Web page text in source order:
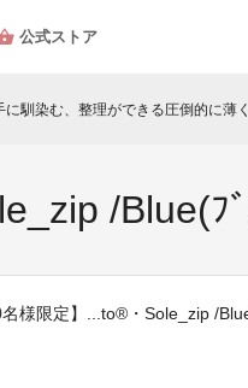
公式ストア
馴染む、整理ができる圧倒的に薄
/Blue(ﾌ
様限定】...to®・Sole_zip /